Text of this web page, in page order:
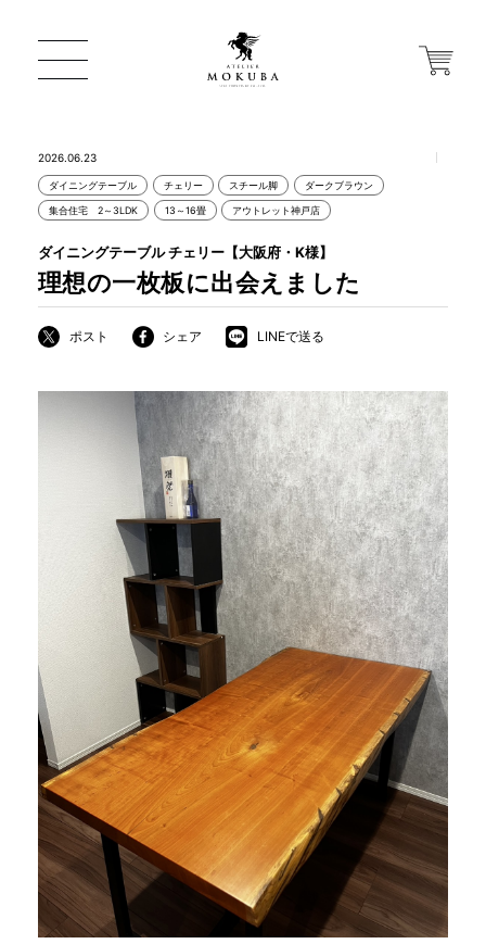
ONLINE STORE
店舗から探す
MOKUBA について
商品情報
直営店
イベント
WEBカタログ
全商品一覧
新入荷情報
2026.06.23
ダイニングテーブル チェリー スチール脚 ダークブラウン
集合住宅 2～3LDK 13～16畳 アウトレット神戸店
理想の一枚板に出会えました
ダイニングテーブル チェリー【大阪府・K様】
ポスト シェア LINEで送る